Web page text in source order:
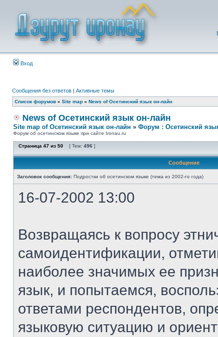
Вход
Сообщения без ответов | Активные темы
Список форумов » Site map » News of Осетинский язык он-лайн
News of Осетинский язык он-лайн
Site map of Осетинский язык он-лайн » Форум : Осетинский
Форум об осетинском языке при сайте Ironau.ru
Страница 47 из 50 [ Тем: 496 ]
Сообщение
Заголовок сообщения: Подростки об осетинском языке (тема из 2002-го года)
16-07-2002 13:00
Возвращаясь к вопросу
самоидентификации,
наиболее значимых ее
язык, и попытаемся,
ответами респондентов,
языковую ситуацию и